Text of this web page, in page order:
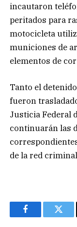
incautaron
peritados para
motocicleta
municiones de
elementos de
Tanto el
fueron
Justicia Federal
continuarán las
de la red
Facebook